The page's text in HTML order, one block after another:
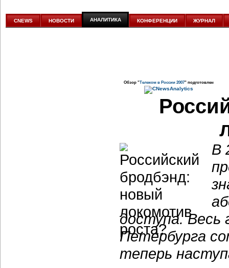
аналитике
CNEWS НОВОСТИ АНАЛИТИКА КОНФЕРЕНЦИИ ЖУРНАЛ
Обзор "Телеком в России 2007" подготовлен
В
доступа. Весь
Петербурга
теперь